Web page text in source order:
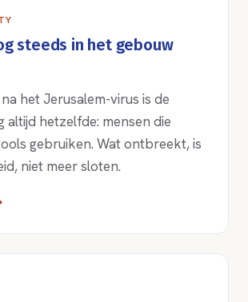
steeds in het gebouw
het Jerusalem-virus is de
altijd hetzelfde: mensen die
gebruiken. Wat ontbreekt, is
niet meer sloten.